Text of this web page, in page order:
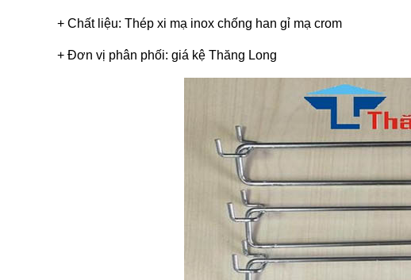
+ Chất liệu: Thép xi mạ inox chống han gỉ mạ crom
+ Đơn vị phân phối: giá kệ Thăng Long